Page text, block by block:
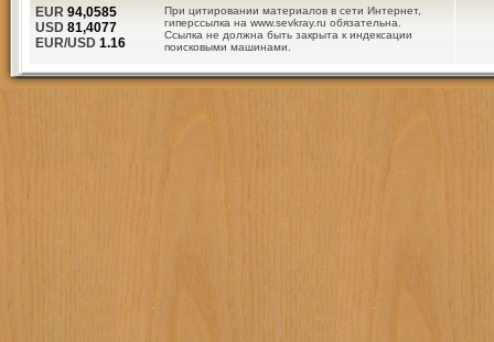
При цитировании материалов в сети Интернет,
гиперссылка на www.sevkray.ru обязательна.
Ссылка не должна быть закрыта к индексации
поисковыми машинами.
EUR 94,0585
USD 81,4077
EUR/USD 1.16